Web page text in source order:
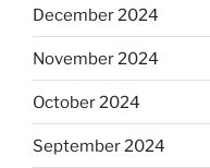
December 2024
November 2024
October 2024
September 2024